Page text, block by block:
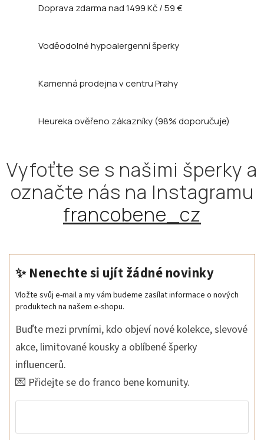
Doprava zdarma nad1499 Kč / 59 €
Voděodolné hypoalergenní šperky
Kamenná prodejnav centru Prahy
Heureka ověřeno zákazníky (98% doporučuje)
Vyfoťte se s našimi šperky a
označte nás na Instagramu
francobene_cz
✨ Nenechte si ujít žádné novinky
Vložte svůj e-mail a my vám budeme zasílat informace o nových
produktech na našem e-shopu.
Buďte mezi prvními, kdo objeví nové kolekce, slevové
akce, limitované kousky a oblíbené šperky
influencerů.
💌 Přidejte se do franco bene komunity.